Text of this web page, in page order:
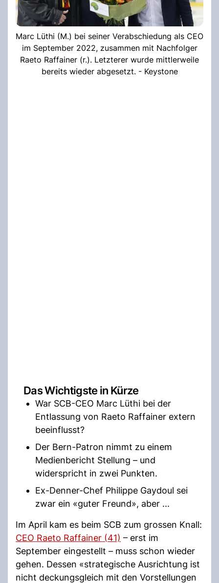
Marc Lüthi (M.) bei seiner Verabschiedung als CEO
im September 2022, zusammen mit Nachfolger
Raeto Raffainer (r.). Letzterer wurde mittlerweile
bereits wieder abgesetzt. - Keystone
Das Wichtigste in Kürze
War SCB-CEO Marc Lüthi bei der
Entlassung von Raeto Raffainer extern
beeinflusst?
Der Bern-Patron nimmt zu einem
Medienbericht Stellung – und
widerspricht in zwei Punkten.
Ex-Denner-Chef Philippe Gaydoul sei
zwar ein «guter Freund», aber ...
Im April kam es beim SCB zum grossen Knall:
CEO Raeto Raffainer (41) – erst im
September eingestellt – muss schon wieder
gehen. Dessen «strategische Ausrichtung ist
nicht deckungsgleich mit den Vorstellungen